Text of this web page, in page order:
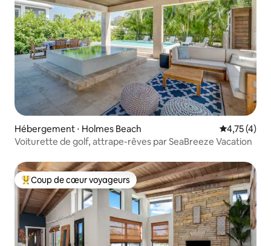
Hébergement ⋅ Holmes Beach Évaluation
4,75 (4)
Voiturette de golf, attrape-rêves par SeaBreeze Vacation
Coups de cœur voyageurs les plus appréciés
Coup de cœur voyageurs